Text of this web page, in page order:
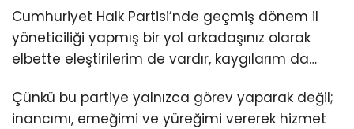
Cumhuriyet Halk Partisi’nde geçmiş dönem il
yöneticiliği yapmış bir yol arkadaşınız olarak
elbette eleştirilerim de vardır, kaygılarım da…
Çünkü bu partiye yalnızca görev yaparak değil;
inancımı, emeğimi ve yüreğimi vererek hizmet